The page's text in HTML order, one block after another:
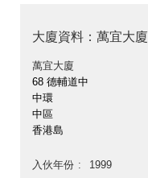
大廈資料：萬宜大廈
萬宜大廈
68 德輔道中
中環
中區
香港島
入伙年份
1999